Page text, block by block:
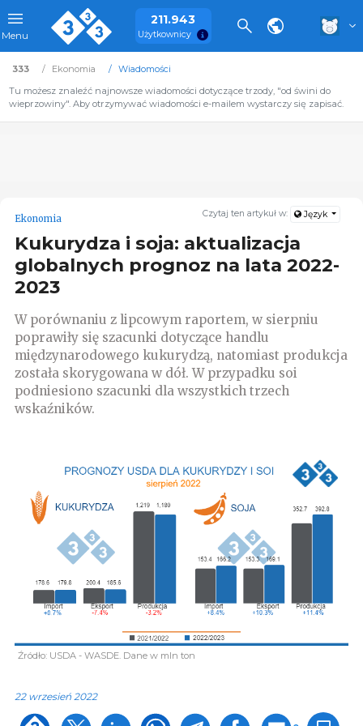
Menu
211.943
Użytkownicy
333 Ekonomia
Wiadomości
Tu możesz znaleźć najnowsze wiadomości dotyczące trzody, "od świni do
wieprzowiny". Aby otrzymywać wiadomości e-mailem wystarczy się zapisać.
Czytaj ten artykuł w: Język
Ekonomia
Kukurydza i soja: aktualizacja
globalnych prognoz na lata 2022-
2023
W porównaniu z lipcowym raportem, w sierpniu
poprawiły się szacunki dotyczące handlu
międzynarodowego kukurydzą, natomiast produkcja
została skorygowana w dół. W przypadku soi
podniesiono szacunki dla wszystkich trzech
wskaźników.
Źródło: USDA - WASDE. Dane w mln ton
22 wrzesień 2022